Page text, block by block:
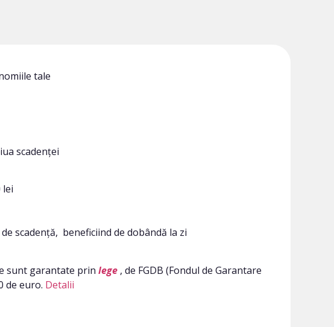
tale
scadenței
lei
scadență, beneficiind de dobândă la zi
sunt garantate prin lege , de FGDB (Fondul de Garantare
de euro. Detalii